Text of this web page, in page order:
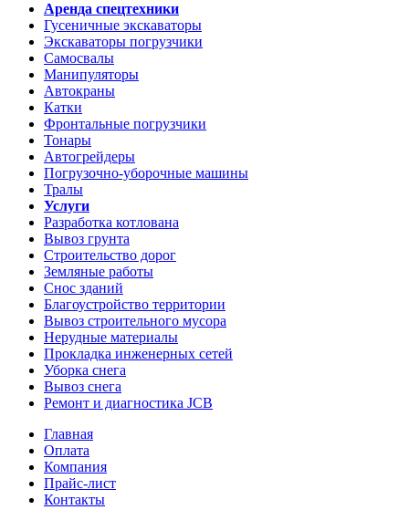
Аренда спецтехники
Гусеничные экскаваторы
Экскаваторы погрузчики
Самосвалы
Манипуляторы
Автокраны
Катки
Фронтальные погрузчики
Тонары
Автогрейдеры
Погрузочно-уборочные машины
Тралы
Услуги
Разработка котлована
Вывоз грунта
Строительство дорог
Земляные работы
Снос зданий
Благоустройство территории
Вывоз строительного мусора
Нерудные материалы
Прокладка инженерных сетей
Уборка снега
Вывоз снега
Ремонт и диагностика JCB
Главная
Оплата
Компания
Прайс-лист
Контакты